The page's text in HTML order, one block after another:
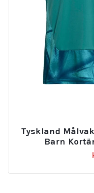
Tyskland
Barn